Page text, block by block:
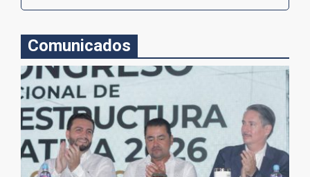
Comunicados